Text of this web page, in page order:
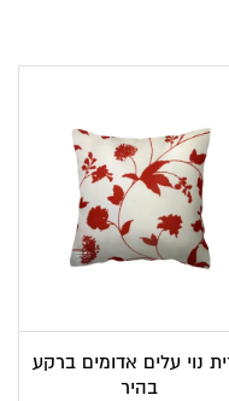
נוי עלים אדומים ברקע
בהיר